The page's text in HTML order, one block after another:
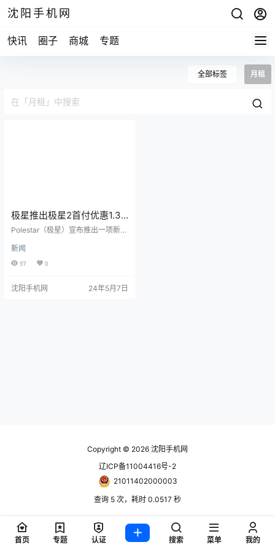
沈阳手机网
快讯 圈子 商城 专题
全部标签 月租
极星推出极星2首付优惠1.3
万美元 月租299美元
Polestar（极星）宣布推出一项新的
广泛关注。这项优惠将Polestar 2的
月租费用降至299美元。 据了解，
合作，后者将首付降至大约1000美
新闻
57 0
沈阳手机网 24年5月7日
Copyright © 2026 沈阳手机网
辽ICP备11004416号-2
21011402000003
查询 5 次，耗时 0.0517 秒
首页 专题 认证 搜索 菜单 我的